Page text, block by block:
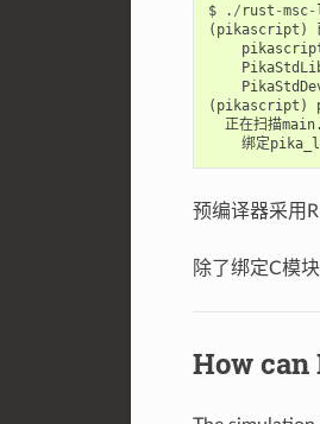
$ . / rust -msc-
( pikascript )
( pikascript )
正在扫描main.
绑定
预编译器采用
除了绑定C模
How can